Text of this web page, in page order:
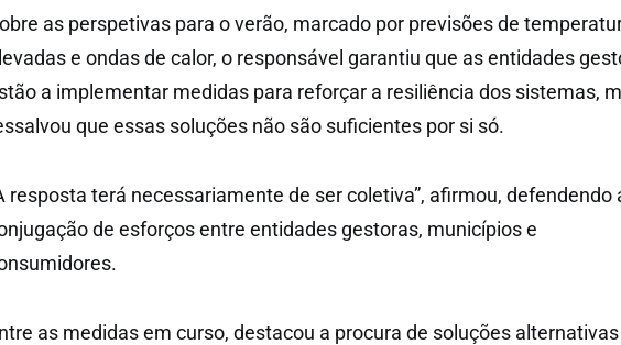
as perspetivas para o verão, marcado por previsões de
e ondas de calor, o responsável garantiu que as entidades
a implementar medidas para reforçar a resiliência dos sistemas,
que essas soluções não são suficientes por si só.
resposta terá necessariamente de ser coletiva”, afirmou, defendendo
de esforços entre entidades gestoras, municípios e
as medidas em curso, destacou a procura de soluções